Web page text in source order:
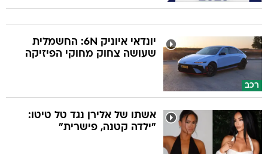
רכב
יונדאי איוניק 6N: החשמלית
שעושה צחוק מחוקי הפיזיקה
אשתו של אלירן נגד טל טיטו:
"ילדה קטנה, פישרית"